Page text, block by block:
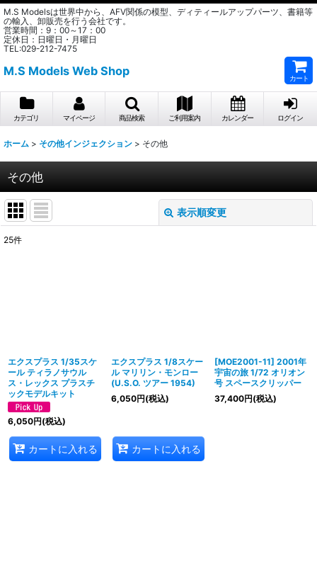
M.S Modelsは世界中から、AFV関係の模型、ディティールアップパーツ、書籍等
の輸入、卸販売を行う会社です。
営業時間：9：00～17：00
定休日：日曜日・月曜日
TEL:029-212-7475
M.S Models Web Shop
カート
カテゴリ マイページ 商品検索 ご利用案内 カレンダー ログイン
ホーム > その他インジェクション > その他
その他
表示順変更
絞り込む
25件
エクスプラス 1/35スケ
ール ティラノサウル
ス・レックス プラスチ
ックモデルキット
6,050円(税込)
カートに入れる
エクスプラス 1/8スケー
ル マリリン・モンロー
(U.S.O. ツアー 1954)
6,050円(税込)
カートに入れる
[MOE2001-11] 2001年
宇宙の旅 1/72 オリオン
号 スペースクリッパー
37,400円(税込)